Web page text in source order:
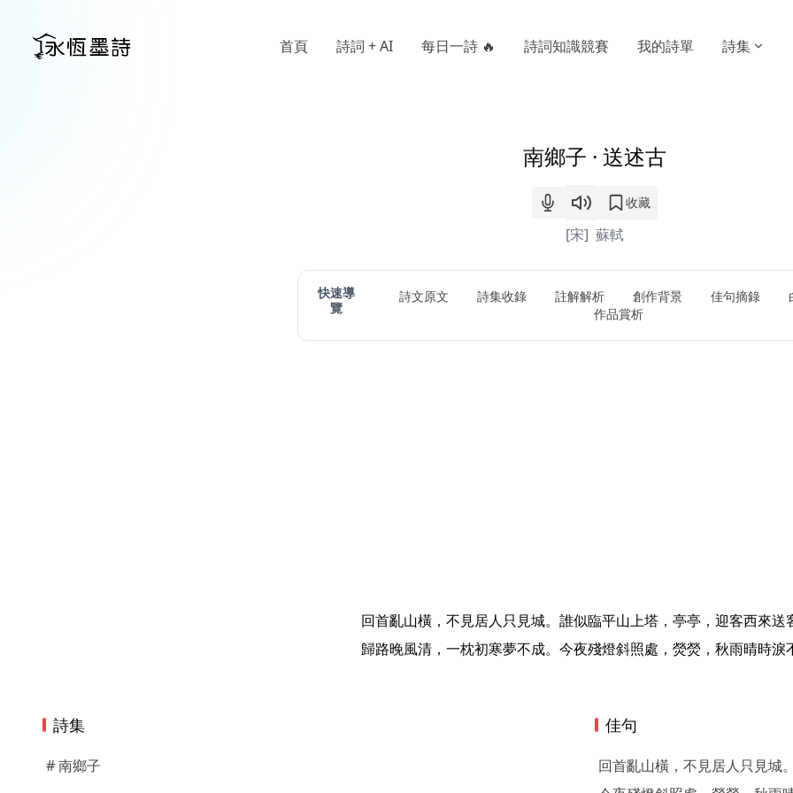
首頁 詩詞 + AI 每日一詩 🔥 詩詞知識競賽 我的詩單 詩集
南鄉子 · 送述古
收藏
[宋] 蘇軾
快速導
覽
詩文原文 詩集收錄 註解解析 創作背景 佳句摘錄
作品賞析
回首亂山橫，不見居人只見城。誰似臨平山上塔，亭亭，迎客西來送
歸路晚風清，一枕初寒夢不成。今夜殘燈斜照處，熒熒，秋雨晴時淚
詩集
# 南鄉子
佳句
回首亂山橫，不見居人只見城。